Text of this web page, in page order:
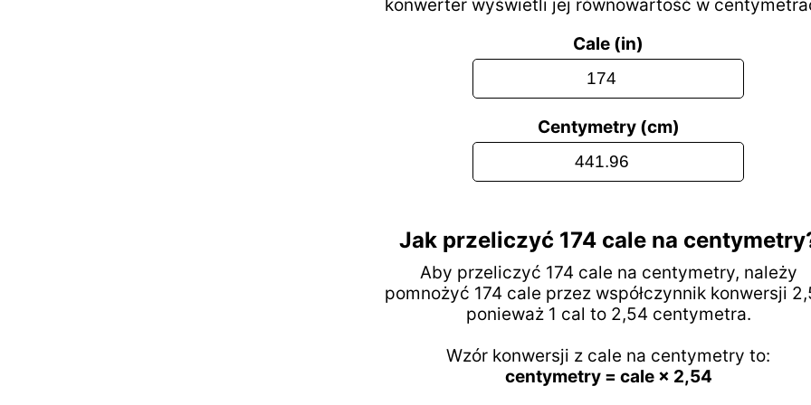
konwerter wyświetli jej równowartość w
Cale (in)
Centymetry (cm)
Jak przeliczyć 174 cale na
Aby przeliczyć 174 cale na centymetry, należy
pomnożyć 174 cale przez współczynnik konwersji
ponieważ 1 cal to 2,54 centymetra.
Wzór konwersji z cale na centymetry to:
centymetry = cale × 2,54